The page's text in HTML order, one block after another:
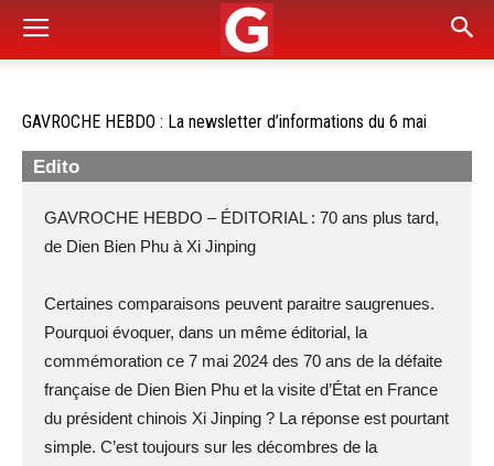
GAVROCHE HEBDO : La newsletter d’informations du 6 mai
Edito
GAVROCHE HEBDO – ÉDITORIAL : 70 ans plus tard,
de Dien Bien Phu à Xi Jinping
Certaines comparaisons peuvent paraitre saugrenues.
Pourquoi évoquer, dans un même éditorial, la
commémoration ce 7 mai 2024 des 70 ans de la défaite
française de Dien Bien Phu et la visite d’État en France
du président chinois Xi Jinping ? La réponse est pourtant
simple. C’est toujours sur les décombres de la